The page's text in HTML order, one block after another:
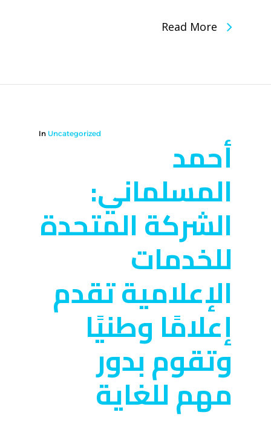
Read More
In Uncategorized أحمد
المسلماني:
الشركة المتحدة
للخدمات
الإعلامية تقدم
إعلامًا وطنيًا
وتقوم بدور
مهم للغاية